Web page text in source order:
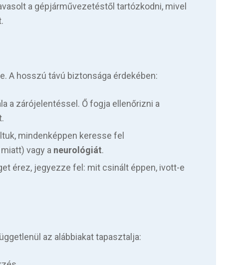
a gépjárművezetéstől tartózkodni, mivel
A hosszú távú biztonsága érdekében:
a zárójelentéssel. Ő fogja ellenőrizni a
mindenképpen keresse fel
vagy a neurológiát.
érez, jegyezze fel: mit csinált éppen, ivott-e
az alábbiakat tapasztalja: